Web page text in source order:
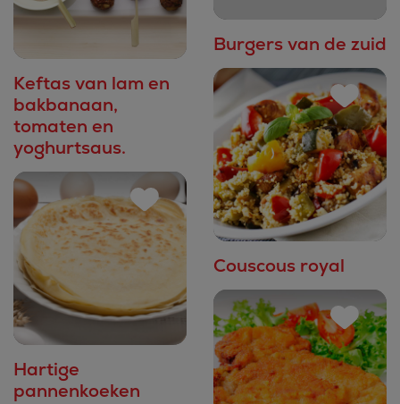
Keftas van lam en
bakbanaan,
tomaten en
yoghurtsaus.
Burgers van de zuid
Couscous royal
Hartige
pannenkoeken